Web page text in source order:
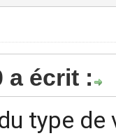
a écrit :
type